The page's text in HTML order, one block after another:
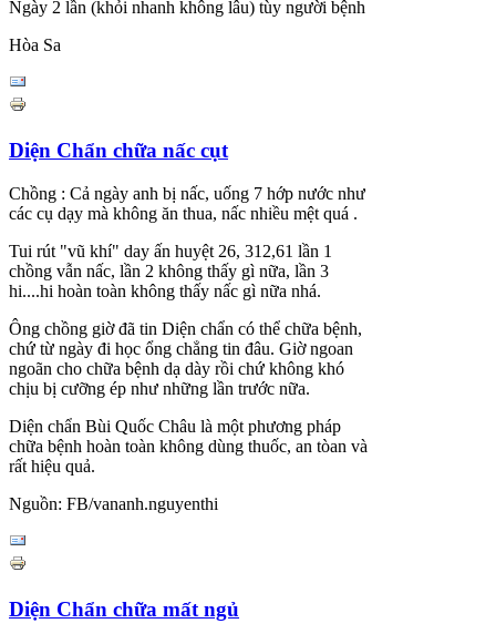
Ngày 2 lần (khỏi nhanh không lâu) tùy người bệnh
Hòa Sa
Diện Chẩn chữa nấc cụt
Chồng : Cả ngày anh bị nấc, uống 7 hớp nước như
các cụ dạy mà không ăn thua, nấc nhiều mệt quá .
Tui rút "vũ khí" day ấn huyệt 26, 312,61 lần 1
chồng vẫn nấc, lần 2 không thấy gì nữa, lần 3
hi....hi hoàn toàn không thấy nấc gì nữa nhá.
Ông chồng giờ đã tin Diện chẩn có thể chữa bệnh,
chứ từ ngày đi học ổng chẳng tin đâu. Giờ ngoan
ngoãn cho chữa bệnh dạ dày rồi chứ không khó
chịu bị cưỡng ép như những lần trước nữa.
Diện chẩn Bùi Quốc Châu là một phương pháp
chữa bệnh hoàn toàn không dùng thuốc, an tòan và
rất hiệu quả.
Nguồn: FB/vananh.nguyenthi
Diện Chẩn chữa mất ngủ